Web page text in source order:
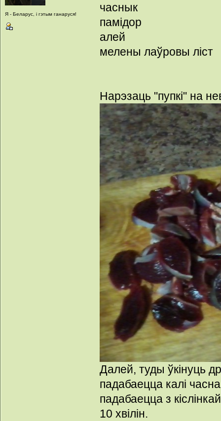
Я - Беларус, і гэтым ганаруся!
часнык
памідор
алей
мелены лаўровы ліст
Нарэзаць "пупкі" на
Далей, туды ўкінуць
падабаецца калі
падабаецца з
10 хвілін.